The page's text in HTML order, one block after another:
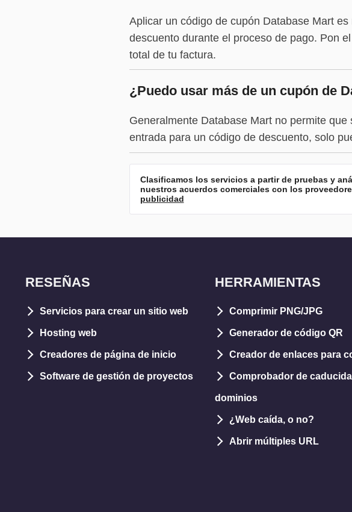
Aplicar un código de cupón Database Mart
descuento durante el proceso de pago. Pon
total de tu factura.
¿Puedo usar más de un cupón de
Generalmente Database Mart no permite
entrada para un código de descuento, solo
Clasificamos los servicios a partir de pruebas y
nuestros acuerdos comerciales con los
publicidad
RESEÑAS
Servicios para crear un sitio web
Hosting web
Creadores de página de inicio
Software de gestión de proyectos
HERRAMIENTAS
Comprimir PNG/JPG
Generador de código QR
Creador de enlaces para
Comprobador de
dominios
¿Web caída, o no?
Abrir múltiples URL